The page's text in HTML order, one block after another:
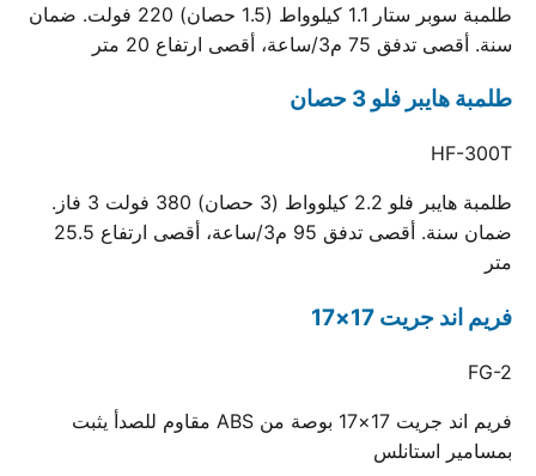
طلمبة سوبر ستار 1.1 كيلوواط (1.5 حصان) 220 فولت. ضمان
سنة. أقصى تدفق 75 م3/ساعة، أقصى ارتفاع 20 متر
طلمبة هايبر فلو 3 حصان
HF-300T
طلمبة هايبر فلو 2.2 كيلوواط (3 حصان) 380 فولت 3 فاز.
ضمان سنة. أقصى تدفق 95 م3/ساعة، أقصى ارتفاع 25.5
متر
فريم اند جريت 17×17
FG-2
فريم اند جريت 17×17 بوصة من ABS مقاوم للصدأ يثبت
بمسامير استانلس